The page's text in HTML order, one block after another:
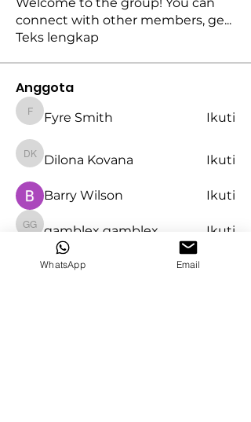
connect with other members, ge...
Teks lengkap
Anggota
Fyre Smith
Fyre Smith Ikuti
Dilona Kovana
Dilona Kovana Ikuti
Barry Wilson Ikuti
gamblex gamblex
gamblex gamblex Ikuti
Lisa John
WhatsApp Email